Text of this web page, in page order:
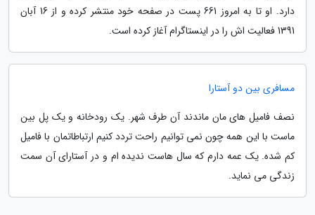
دارد. او تا به امروز 661 پست در صفحه خود منتشر کرده و از 16 آبان
1391 فعالیت اش را در اینستاگرام آغاز کرده است.
مسافری بین دو آستارا
نصف فامیل های مان ماندند آن طرف شهر. یک رودخانه و یک پل بین
ماست با این همه چون نمی توانیم راحت تردد کنیم ارتباطاتمان با فامیل
کم شده. یک عمه دارم که سال هاست ندیده ام و در آستارای آن سمت
زندگی می نماید.